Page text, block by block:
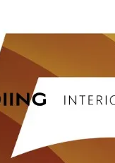
溝槽和預留縫。不須
您的家裡或工作場合：
外的保養程序，我們的
數年，產品色澤依舊如